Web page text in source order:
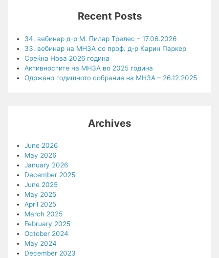
Recent Posts
34. вебинар д-р М. Пилар Трелес – 17.06.2026
33. вебинар на МНЗА со проф. д-р Карин Паркер
Среќна Нова 2026 година
Активностите на МНЗА во 2025 година
Одржано годишното собрание на МНЗА – 26.12.2025
Archives
June 2026
May 2026
January 2026
December 2025
June 2025
May 2025
April 2025
March 2025
February 2025
October 2024
May 2024
December 2023